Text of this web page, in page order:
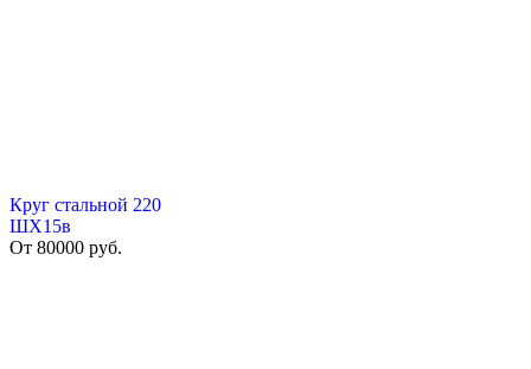
Круг стальной 220
ШХ15в
От 80000 руб.